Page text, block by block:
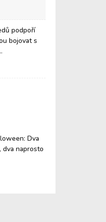
podpoří
bojovat s
Dva
dva naprosto